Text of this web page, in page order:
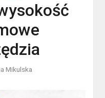
Mikulska